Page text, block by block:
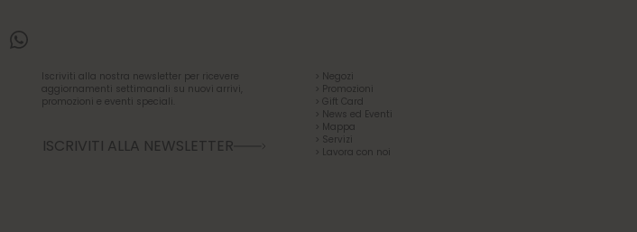
Iscriviti alla nostra newsletter per ricevere
aggiornamenti settimanali su nuovi arrivi,
promozioni e eventi speciali.
ISCRIVITI ALLA NEWSLETTER
> Negozi
> Promozioni
> Gift Card
> News ed Eventi
> Mappa
> Servizi
> Lavora con noi